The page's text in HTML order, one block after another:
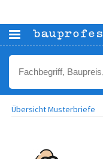
Übersicht Musterbriefe